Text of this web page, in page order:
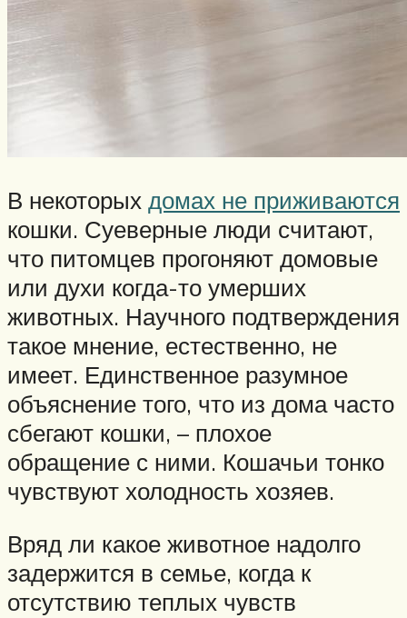
В некоторых домах не приживаются
кошки. Суеверные люди считают,
что питомцев прогоняют домовые
или духи когда-то умерших
животных. Научного подтверждения
такое мнение, естественно, не
имеет. Единственное разумное
объяснение того, что из дома часто
сбегают кошки, – плохое
обращение с ними. Кошачьи тонко
чувствуют холодность хозяев.
Вряд ли какое животное надолго
задержится в семье, когда к
отсутствию теплых чувств